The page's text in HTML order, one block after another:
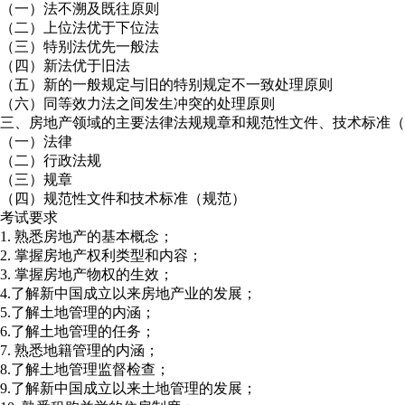
（一）法不溯及既往原则
（二）上位法优于下位法
（三）特别法优先一般法
（四）新法优于旧法
（五）新的一般规定与旧的特别规定不一致处理原则
（六）同等效力法之间发生冲突的处理原则
三、房地产领域的主要法律法规规章和规范性文件、技术标准
（一）法律
（二）行政法规
（三）规章
（四）规范性文件和技术标准（规范）
考试要求
1. 熟悉房地产的基本概念；
2. 掌握房地产权利类型和内容；
3. 掌握房地产物权的生效；
4.了解新中国成立以来房地产业的发展；
5.了解土地管理的内涵；
6.了解土地管理的任务；
7. 熟悉地籍管理的内涵；
8.了解土地管理监督检查；
9.了解新中国成立以来土地管理的发展；